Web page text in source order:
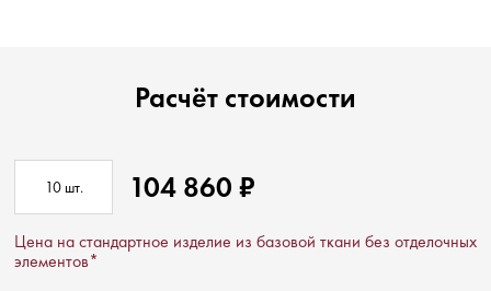
Расчёт стоимости
10шт. 104 860 ₽
Цена на стандартное изделие из базовой ткани без отделочных
элементов*